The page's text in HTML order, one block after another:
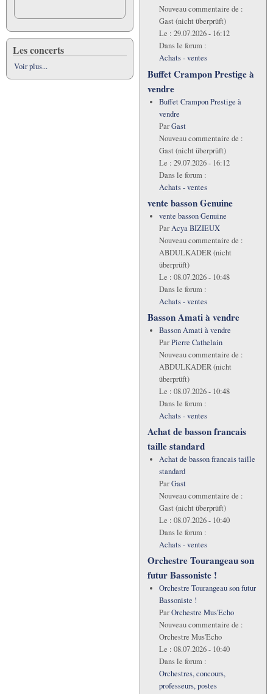
Les concerts
Voir plus...
Nouveau commentaire de :
Gast (nicht überprüft)
Le : 29.07.2026 - 16:12
Dans le forum :
Achats - ventes
Buffet Crampon Prestige à
vendre
Buffet Crampon Prestige à
vendre
ParGast
Nouveau commentaire de :
Gast (nicht überprüft)
Le : 29.07.2026 - 16:12
Dans le forum :
Achats - ventes
vente basson Genuine
vente basson Genuine
ParAcya BIZIEUX
Nouveau commentaire de :
ABDULKADER (nicht
überprüft)
Le : 08.07.2026 - 10:48
Dans le forum :
Achats - ventes
Basson Amati à vendre
Basson Amati à vendre
ParPierre Cathelain
Nouveau commentaire de :
ABDULKADER (nicht
überprüft)
Le : 08.07.2026 - 10:48
Dans le forum :
Achats - ventes
Achat de basson francais
taille standard
Achat de basson francais taille
standard
ParGast
Nouveau commentaire de :
Gast (nicht überprüft)
Le : 08.07.2026 - 10:40
Dans le forum :
Achats - ventes
Orchestre Tourangeau son
futur Bassoniste !
Orchestre Tourangeau son futur
Bassoniste !
ParOrchestre Mus'Echo
Nouveau commentaire de :
Orchestre Mus'Echo
Le : 08.07.2026 - 10:40
Dans le forum :
Orchestres, concours,
professeurs, postes